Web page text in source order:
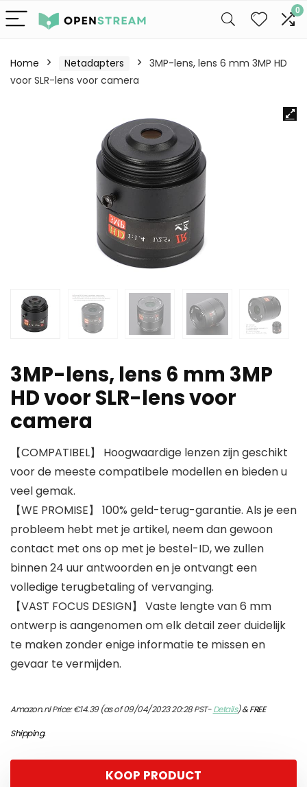
0
Home Netadapters
3MP-lens, lens 6 mm 3MP HD
voor SLR-lens voor camera
3MP-lens, lens 6 mm 3MP
HD voor SLR-lens voor
camera
【COMPATIBEL】 Hoogwaardige lenzen zijn geschikt
voor de meeste compatibele modellen en bieden u
veel gemak.
【WE PROMISE】 100% geld-terug-garantie. Als je een
probleem hebt met je artikel, neem dan gewoon
contact met ons op met je bestel-ID, we zullen
binnen 24 uur antwoorden en je ontvangt een
volledige terugbetaling of vervanging.
【VAST FOCUS DESIGN】 Vaste lengte van 6 mm
ontwerp is aangenomen om elk detail zeer duidelijk
te maken zonder enige informatie te missen en
gevaar te vermijden.
Amazon.nl Price:€14.39(as of 09/04/2023 20:28 PST-Details)&FREE
Shipping.
KOOP PRODUCT